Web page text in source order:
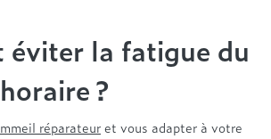
éviter la fatigue du
?
réparateuret vous adapter à votre